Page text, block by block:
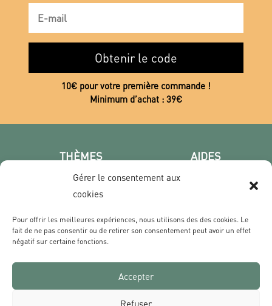
Gérer le consentement aux
cookies
Pour offrir les meilleures expériences, nous utilisons des des cookies. Le
fait de ne pas consentir ou de retirer son consentement peut avoir un effet
négatif sur certaine fonctions.
Accepter
Refuser
Obtenir le code
10€ pour votre première commande !
Minimum d’achat : 39€
THÈMES
Poster photo
Les villes
Film & Série
AIDES
Qui sommes nous ?
Livraisons & Retours